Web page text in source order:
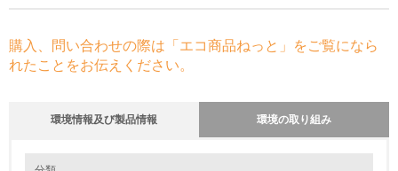
購入、問い合わせの際は「エコ商品ねっと」をご覧になら
れたことをお伝えください。
環境情報及び製品情報 環境の取り組み